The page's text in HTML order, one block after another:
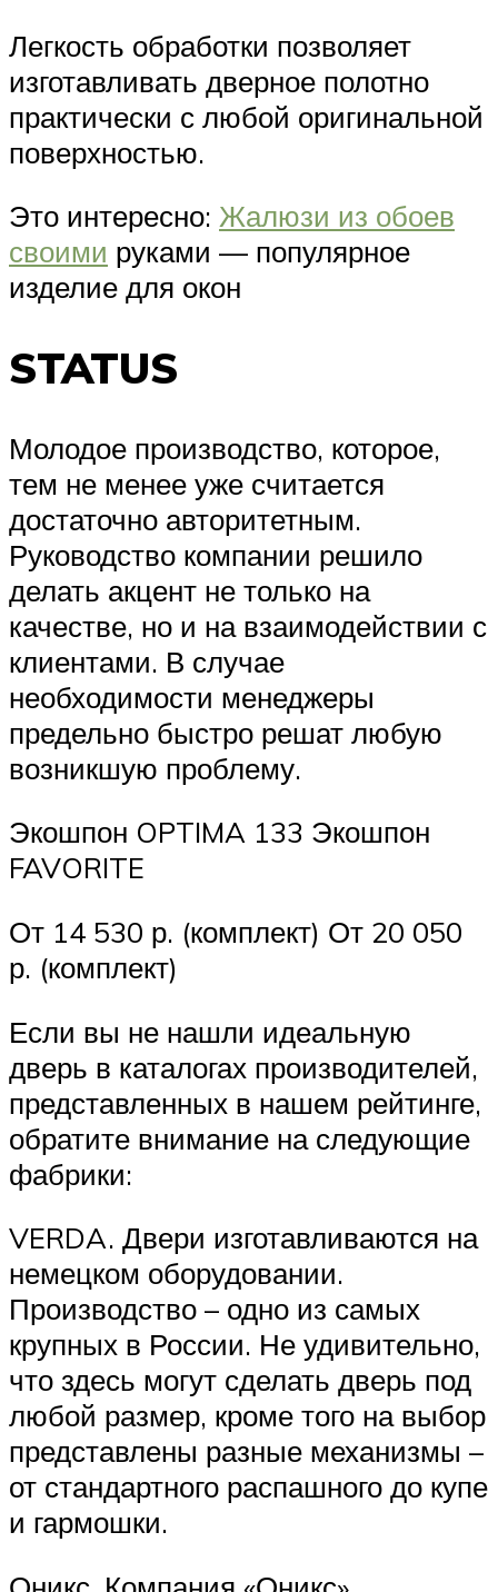
Легкость обработки позволяет
изготавливать дверное полотно
практически с любой оригинальной
поверхностью.
Это интересно: Жалюзи из обоев
своими руками — популярное
изделие для окон
STATUS
Молодое производство, которое,
тем не менее уже считается
достаточно авторитетным.
Руководство компании решило
делать акцент не только на
качестве, но и на взаимодействии с
клиентами. В случае
необходимости менеджеры
предельно быстро решат любую
возникшую проблему.
Экошпон OPTIMA 133 Экошпон
FAVORITE
От 14 530 р. (комплект) От 20 050
р. (комплект)
Если вы не нашли идеальную
дверь в каталогах производителей,
представленных в нашем рейтинге,
обратите внимание на следующие
фабрики:
VERDA. Двери изготавливаются на
немецком оборудовании.
Производство – одно из самых
крупных в России. Не удивительно,
что здесь могут сделать дверь под
любой размер, кроме того на выбор
представлены разные механизмы –
от стандартного распашного до купе
и гармошки.